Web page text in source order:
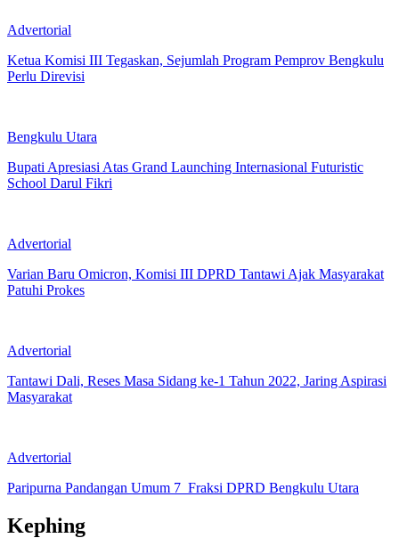
Advertorial
Ketua Komisi III Tegaskan, Sejumlah Program Pemprov Bengkulu
Perlu Direvisi
Bengkulu Utara
Bupati Apresiasi Atas Grand Launching Internasional Futuristic
School Darul Fikri
Advertorial
Varian Baru Omicron, Komisi III DPRD Tantawi Ajak Masyarakat
Patuhi Prokes
Advertorial
Tantawi Dali, Reses Masa Sidang ke-1 Tahun 2022, Jaring Aspirasi
Masyarakat
Advertorial
Paripurna Pandangan Umum 7 Fraksi DPRD Bengkulu Utara
Kephing